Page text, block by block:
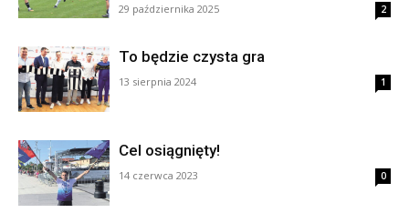
29 października 2025 2
To będzie czysta gra
13 sierpnia 2024 1
Cel osiągnięty!
14 czerwca 2023 0